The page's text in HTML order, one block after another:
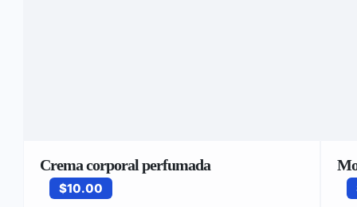
Crema corporal perfumada
$10.00